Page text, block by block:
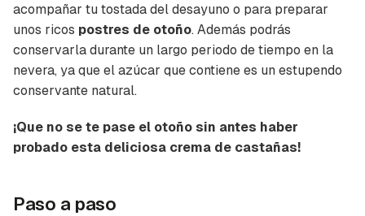
acompañar tu tostada del desayuno o para preparar
unos ricos postres de otoño. Además podrás
conservarla durante un largo periodo de tiempo en la
nevera, ya que el azúcar que contiene es un estupendo
conservante natural.
¡Que no se te pase el otoño sin antes haber
probado esta deliciosa crema de castañas!
Paso a paso